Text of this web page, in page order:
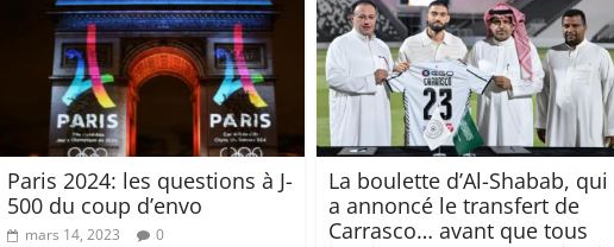
Paris 2024: les questions à J-
500 du coup d’envo
mars 14, 2023 0
La boulette d’Al-Shabab, qui
a annoncé le transfert de
Carrasco… avant que tous